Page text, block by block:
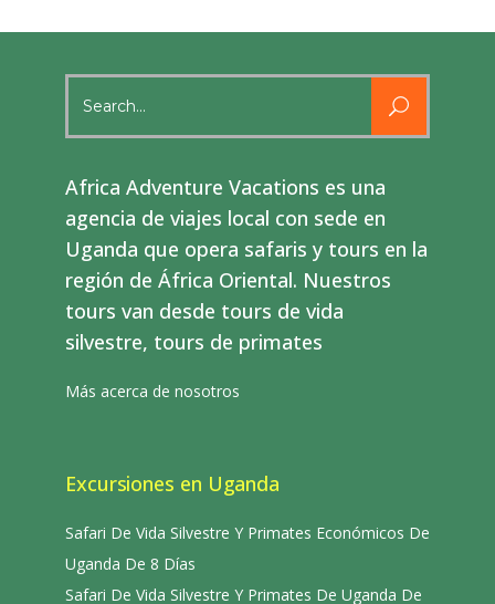
for:
Africa Adventure Vacations es una
agencia de viajes local con sede en
Uganda que opera safaris y tours en la
región de África Oriental. Nuestros
tours van desde tours de vida
silvestre, tours de primates
Más acerca de nosotros
Excursiones en Uganda
Safari De Vida Silvestre Y Primates Económicos De
Uganda De 8 Días
Safari De Vida Silvestre Y Primates De Uganda De